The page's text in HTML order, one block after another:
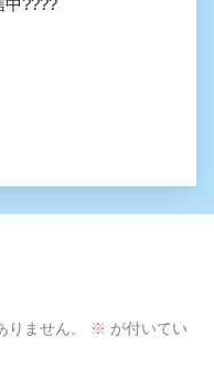
ません。 ※ が付いてい